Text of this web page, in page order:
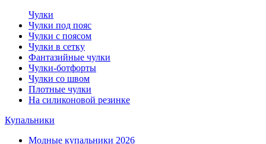
Чулки
Чулки под пояс
Чулки с поясом
Чулки в сетку
Фантазийные чулки
Чулки-ботфорты
Чулки со швом
Плотные чулки
На силиконовой резинке
Купальники
Модные купальники 2026